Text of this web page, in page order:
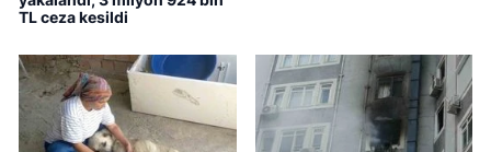
TL ceza kesildi